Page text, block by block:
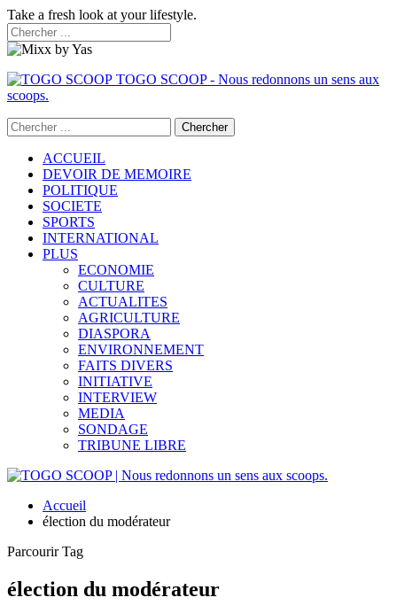
Take a fresh look at your lifestyle.
TOGO SCOOP - Nous redonnons un sens aux
scoops.
ACCUEIL
DEVOIR DE MEMOIRE
POLITIQUE
SOCIETE
SPORTS
INTERNATIONAL
PLUS
ECONOMIE
CULTURE
ACTUALITES
AGRICULTURE
DIASPORA
ENVIRONNEMENT
FAITS DIVERS
INITIATIVE
INTERVIEW
MEDIA
SONDAGE
TRIBUNE LIBRE
Accueil
élection du modérateur
Parcourir Tag
élection du modérateur